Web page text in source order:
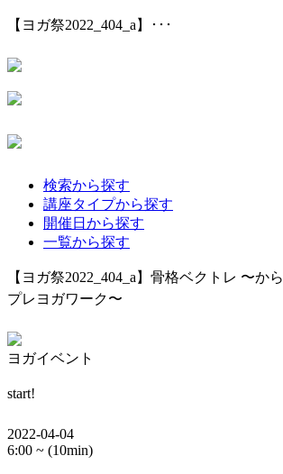
【ヨガ祭2022_404_a】･･･
検索から探す
講座タイプから探す
開催日から探す
一覧から探す
【ヨガ祭2022_404_a】骨格ベクトレ 〜か
プレヨガワーク〜
ヨガイベント
start!
2022-04-04
6:00 ~ (10min)